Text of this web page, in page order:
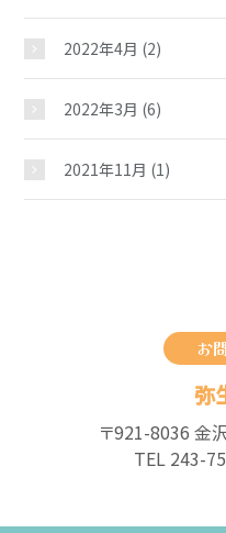
2022年4月 (2)
2022年3月 (6)
2021年11月 (1)
お
弥
〒921-8036 金
TEL 243-